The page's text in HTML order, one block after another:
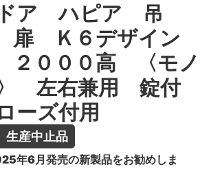
ドア ハピア 吊
扉 Ｋ６デザイン
２０００高 〈モノ
左右兼用 錠付
ーズ付用
産中止品
年6月発売の新製品をお勧めしま